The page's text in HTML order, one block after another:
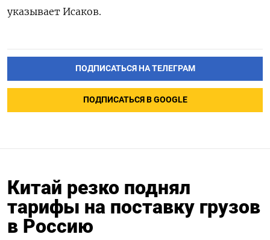
указывает Исаков.
ПОДПИСАТЬСЯ НА ТЕЛЕГРАМ
ПОДПИСАТЬСЯ В GOOGLE
Китай резко поднял
тарифы на поставку грузов
в Россию